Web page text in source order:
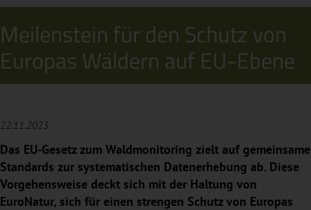
Meilenstein für den Schutz von
Europas Wäldern auf EU-Ebene
22.11.2023
Das EU-Gesetz zum Waldmonitoring zielt auf gemeinsame
Standards zur systematischen Datenerhebung ab. Diese
Vorgehensweise deckt sich mit der Haltung von
EuroNatur, sich für einen strengen Schutz von Europas